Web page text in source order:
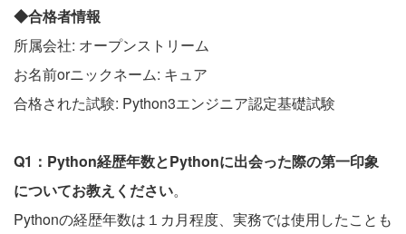
◆合格者情報
所属会社: オープンストリーム
お名前orニックネーム: キュア
合格された試験: Python3エンジニア認定基礎試験
Q1：Python経歴年数とPythonに出会った際の第一印象
についてお教えください。
Pythonの経歴年数は１カ月程度、実務では使用したことも